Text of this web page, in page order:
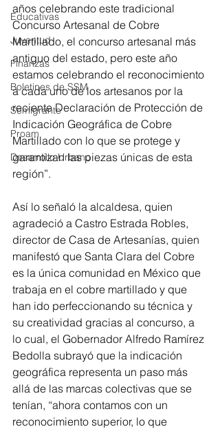
Educativas
Juventud
Finanzas
Boletines de SSM
Semigrante
Proam
Desarrollo Urbano
años celebrando este tradicional
Concurso Artesanal de Cobre
Martillado, el concurso artesanal más
antiguo del estado, pero este año
estamos celebrando el reconocimiento
a cada uno de los artesanos por la
reciente Declaración de Protección de
Indicación Geográfica de Cobre
Martillado con lo que se protege y
garantizan las piezas únicas de esta
región”.
Así lo señaló la alcaldesa, quien
agradeció a Castro Estrada Robles,
director de Casa de Artesanías, quien
manifestó que Santa Clara del Cobre
es la única comunidad en México que
trabaja en el cobre martillado y que
han ido perfeccionando su técnica y
su creatividad gracias al concurso, a
lo cual, el Gobernador Alfredo Ramírez
Bedolla subrayó que la indicación
geográfica representa un paso más
allá de las marcas colectivas que se
tenían, “ahora contamos con un
reconocimiento superior, lo que